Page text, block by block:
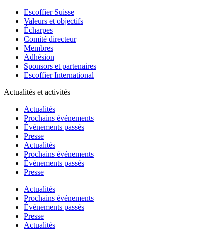
Escoffier Suisse
Valeurs et objectifs
Écharpes
Comité directeur
Membres
Adhésion
Sponsors et partenaires
Escoffier International
Actualités et activités
Actualités
Prochains événements
Événements passés
Presse
Actualités
Prochains événements
Événements passés
Presse
Actualités
Prochains événements
Événements passés
Presse
Actualités